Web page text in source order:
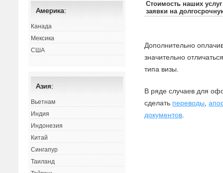
Дополнительно
значительно
типа визы.
В ряде случаев для
сделать переводы ,
документов
Америка:
Канада
Мексика
США
Азия:
Вьетнам
Индия
Индонезия
Китай
Сингапур
Таиланд